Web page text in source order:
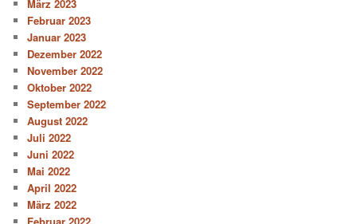
März 2023
Februar 2023
Januar 2023
Dezember 2022
November 2022
Oktober 2022
September 2022
August 2022
Juli 2022
Juni 2022
Mai 2022
April 2022
März 2022